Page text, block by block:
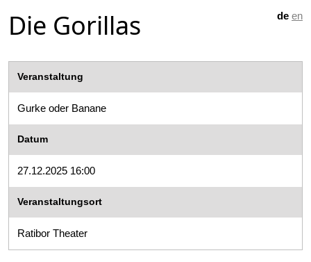
de en
Die Gorillas
Veranstaltung
Gurke oder Banane
Datum
27.12.2025 16:00
Veranstaltungsort
Ratibor Theater